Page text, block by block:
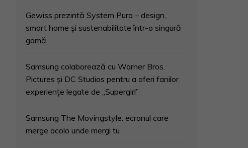
Gewiss prezintă System Pura – design,
smart home și sustenabilitate într-o singură
gamă
Samsung colaborează cu Warner Bros.
Pictures și DC Studios pentru a oferi fanilor
experiențe legate de „Supergirl”
Samsung The Movingstyle: ecranul care
merge acolo unde mergi tu